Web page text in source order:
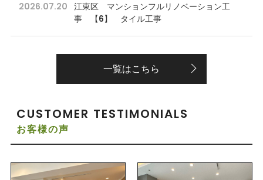
2026.07.20
江東区 マンションフルリノベーション工
事 【6】 タイル工事
一覧はこちら
CUSTOMER TESTIMONIALS
お客様の声